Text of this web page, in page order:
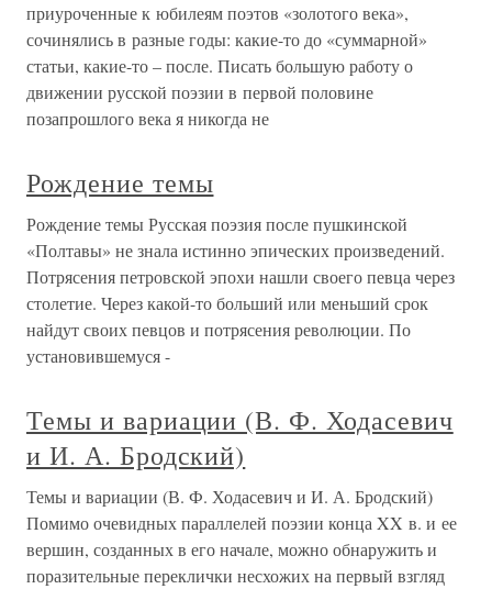
приуроченные к юбилеям поэтов «золотого века»,
сочинялись в разные годы: какие-то до «суммарной»
статьи, какие-то – после. Писать большую работу о
движении русской поэзии в первой половине
позапрошлого века я никогда не
Рождение темы
Рождение темы Русская поэзия после пушкинской
«Полтавы» не знала истинно эпических произведений.
Потрясения петровской эпохи нашли своего певца через
столетие. Через какой-то больший или меньший срок
найдут своих певцов и потрясения революции. По
установившемуся -
Темы и вариации (В. Ф. Ходасевич
и И. А. Бродский)
Темы и вариации (В. Ф. Ходасевич и И. А. Бродский)
Помимо очевидных параллелей поэзии конца XX в. и ее
вершин, созданных в его начале, можно обнаружить и
поразительные переклички несхожих на первый взгляд